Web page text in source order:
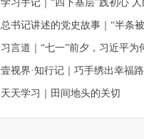
壹视界·知行记｜巧手绣出幸福路
天天学习｜田间地头的关切